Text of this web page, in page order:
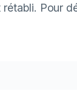
Pour